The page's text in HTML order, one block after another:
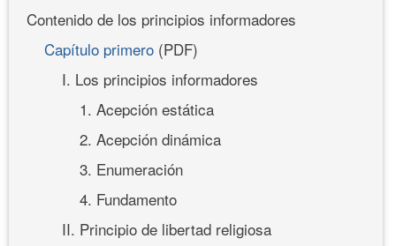
Contenido de los principios informadores
Capítulo primero (PDF)
I. Los principios informadores
1. Acepción estática
2. Acepción dinámica
3. Enumeración
4. Fundamento
II. Principio de libertad religiosa